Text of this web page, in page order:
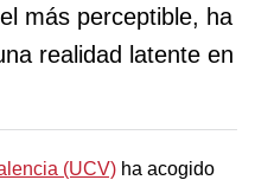
más perceptible, ha
realidad latente en
(UCV) ha acogido